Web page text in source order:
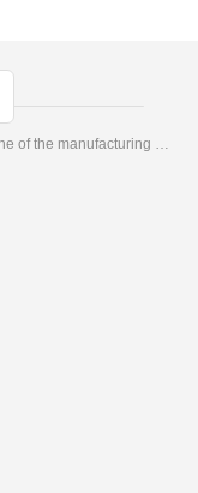
Development, design, production and sales in one of the manufacturing enterprises